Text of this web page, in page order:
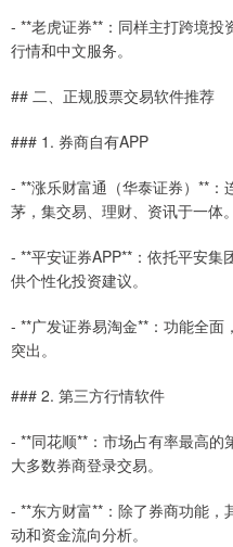
- **老虎证券**：同样主打跨境
行情和中文服务。
## 二、正规股票交易软件推荐
### 1. 券商自有APP
- **涨乐财富通（华泰证券）**
茅，集交易、理财、资讯于一体。
- **平安证券APP**：依托平安集
供个性化投资建议。
- **广发证券易淘金**：功能全
突出。
### 2. 第三方行情软件
- **同花顺**：市场占有率最高
大多数券商登录交易。
- **东方财富**：除了券商功能
动和资金流向分析。